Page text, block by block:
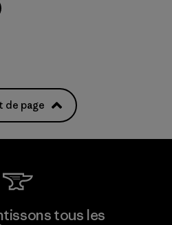
de page
tous les